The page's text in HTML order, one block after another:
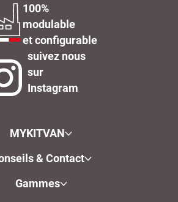
100%
modulable
et configurable
suivez nous
sur
Instagram
MYKITVAN
& Contact
Gammes